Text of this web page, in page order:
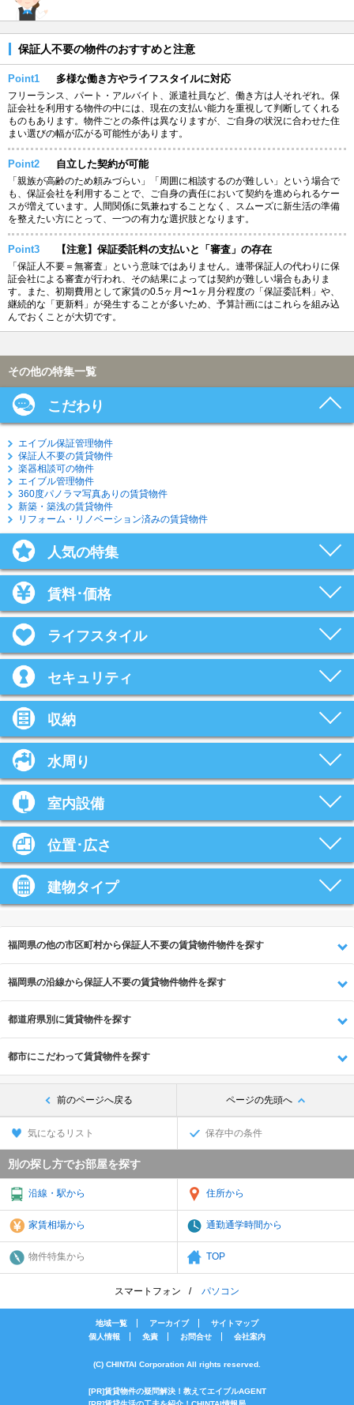
保証人不要の物件のおすすめと注意
Point1 多様な働き方やライフスタイルに対応
フリーランス、パート・アルバイト、派遣社員など、働き方は人それぞれ。保
証会社を利用する物件の中には、現在の支払い能力を重視して判断してくれる
ものもあります。物件ごとの条件は異なりますが、ご自身の状況に合わせた住
まい選びの幅が広がる可能性があります。
Point2 自立した契約が可能
「親族が高齢のため頼みづらい」「周囲に相談するのが難しい」という場合で
も、保証会社を利用することで、ご自身の責任において契約を進められるケー
スが増えています。人間関係に気兼ねすることなく、スムーズに新生活の準備
を整えたい方にとって、一つの有力な選択肢となります。
Point3 【注意】保証委託料の支払いと「審査」の存在
「保証人不要＝無審査」という意味ではありません。連帯保証人の代わりに保
証会社による審査が行われ、その結果によっては契約が難しい場合もありま
す。また、初期費用として家賃の0.5ヶ月〜1ヶ月分程度の「保証委託料」や、
継続的な「更新料」が発生することが多いため、予算計画にはこれらを組み込
んでおくことが大切です。
その他の特集一覧
こだわり
エイブル保証管理物件
保証人不要の賃貸物件
楽器相談可の物件
エイブル管理物件
360度パノラマ写真ありの賃貸物件
新築・築浅の賃貸物件
リフォーム・リノベーション済みの賃貸物件
人気の特集
賃料･価格
ライフスタイル
セキュリティ
収納
水周り
室内設備
位置･広さ
建物タイプ
福岡県の他の市区町村から保証人不要の賃貸物件物件を探す
福岡県の沿線から保証人不要の賃貸物件物件を探す
都道府県別に賃貸物件を探す
都市にこだわって賃貸物件を探す
前のページへ戻る ページの先頭へ
気になるリスト 保存中の条件
別の探し方でお部屋を探す
沿線・駅から 住所から
家賃相場から 通勤通学時間から
物件特集から TOP
スマートフォン パソコン
地域一覧 アーカイブ
サイトマップ
個人情報
免責 お問合せ 会社案内
(C) CHINTAI Corporation All rights reserved.
[PR]賃貸物件の疑問解決！教えてエイブルAGENT